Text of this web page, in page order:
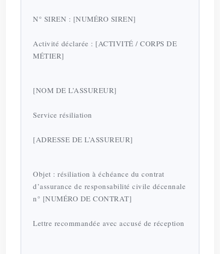
N° SIREN : [NUMÉRO SIREN]
Activité déclarée : [ACTIVITÉ / CORPS DE
MÉTIER]
[NOM DE L’ASSUREUR]
Service résiliation
[ADRESSE DE L’ASSUREUR]
Objet : résiliation à échéance du contrat
d’assurance de responsabilité civile décennale
n° [NUMÉRO DE CONTRAT]
Lettre recommandée avec accusé de réception